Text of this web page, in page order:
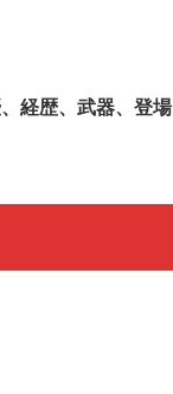
経歴、武器、登場